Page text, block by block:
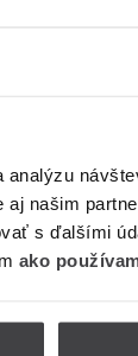
našim
s ďalšími
ako